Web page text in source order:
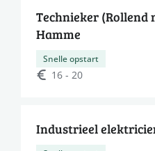
Technieker
Hamme
Snelle opstart
16 - 20
Industrieel